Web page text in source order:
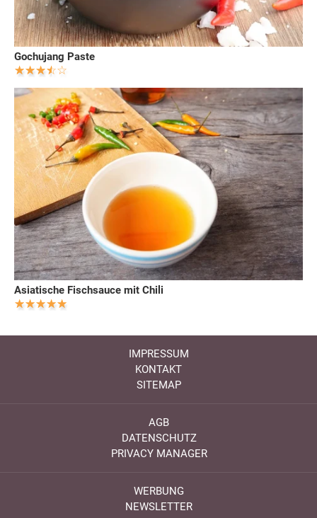
Gochujang Paste
Asiatische Fischsauce mit Chili
IMPRESSUM
KONTAKT
SITEMAP
AGB
DATENSCHUTZ
PRIVACY MANAGER
WERBUNG
NEWSLETTER